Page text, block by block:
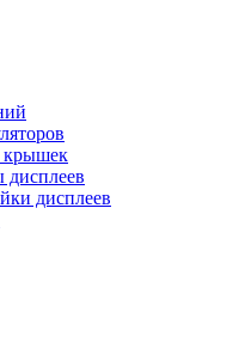
крышек
дисплеев
дисплеев